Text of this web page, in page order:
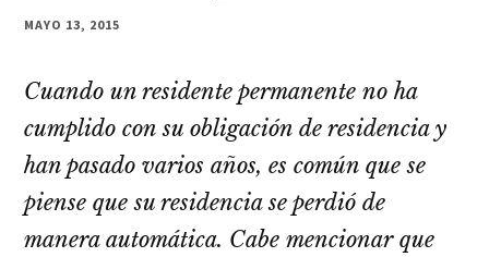
MAYO 13, 2015
Cuando un residente permanente no ha
cumplido con su obligación de residencia y
han pasado varios años, es común que se
piense que su residencia se perdió de
manera automática. Cabe mencionar que